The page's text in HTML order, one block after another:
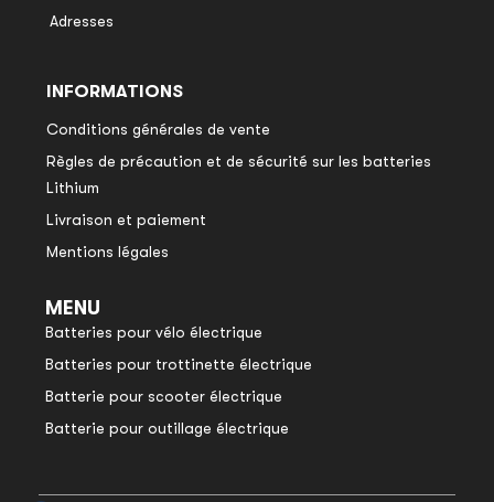
Adresses
INFORMATIONS
Conditions générales de vente
Règles de précaution et de sécurité sur les batteries
Lithium
Livraison et paiement
Mentions légales
MENU
Batteries pour vélo électrique
Batteries pour trottinette électrique
Batterie pour scooter électrique
Batterie pour outillage électrique